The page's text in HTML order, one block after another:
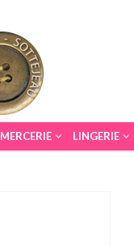
MERCERIE LINGERIE